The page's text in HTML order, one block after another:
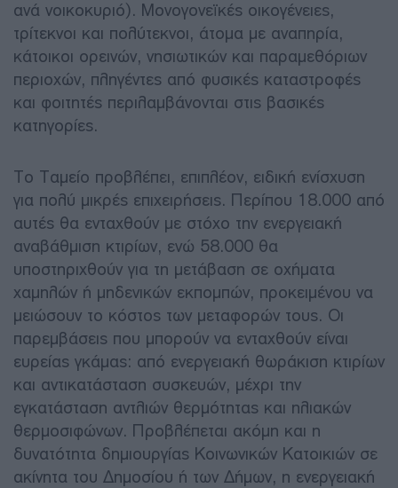
ανά νοικοκυριό). Μονογονεϊκές οικογένειες,
τρίτεκνοι και πολύτεκνοι, άτομα με αναπηρία,
κάτοικοι ορεινών, νησιωτικών και παραμεθόριων
περιοχών, πληγέντες από φυσικές καταστροφές
και φοιτητές περιλαμβάνονται στις βασικές
κατηγορίες.
Το Ταμείο προβλέπει, επιπλέον, ειδική ενίσχυση
για πολύ μικρές επιχειρήσεις. Περίπου 18.000 από
αυτές θα ενταχθούν με στόχο την ενεργειακή
αναβάθμιση κτιρίων, ενώ 58.000 θα
υποστηριχθούν για τη μετάβαση σε οχήματα
χαμηλών ή μηδενικών εκπομπών, προκειμένου να
μειώσουν το κόστος των μεταφορών τους. Οι
παρεμβάσεις που μπορούν να ενταχθούν είναι
ευρείας γκάμας: από ενεργειακή θωράκιση κτιρίων
και αντικατάσταση συσκευών, μέχρι την
εγκατάσταση αντλιών θερμότητας και ηλιακών
θερμοσιφώνων. Προβλέπεται ακόμη και η
δυνατότητα δημιουργίας Κοινωνικών Κατοικιών σε
ακίνητα του Δημοσίου ή των Δήμων, η ενεργειακή